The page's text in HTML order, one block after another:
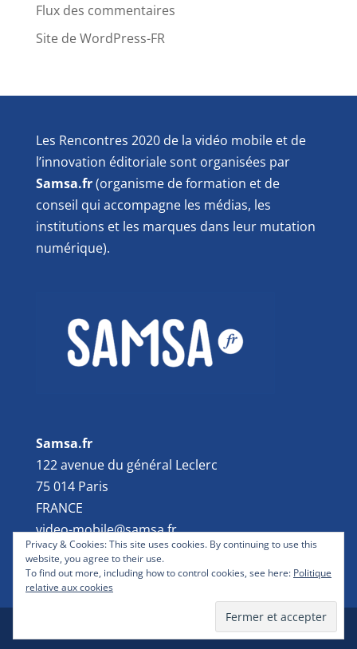
Flux des commentaires
Site de WordPress-FR
Les Rencontres 2020 de la vidéo mobile et de
l’innovation éditoriale sont organisées par
Samsa.fr(organisme de formation et de
conseil qui accompagne les médias, les
institutions et les marques dans leur mutation
numérique).
Samsa.fr
122 avenue du général Leclerc
75 014 Paris
FRANCE
video-mobile@samsa.fr
Privacy & Cookies: This site uses cookies. By continuing to use this
website, you agree to their use.
To find out more, including how to control cookies, see here: Politique
relative aux cookies